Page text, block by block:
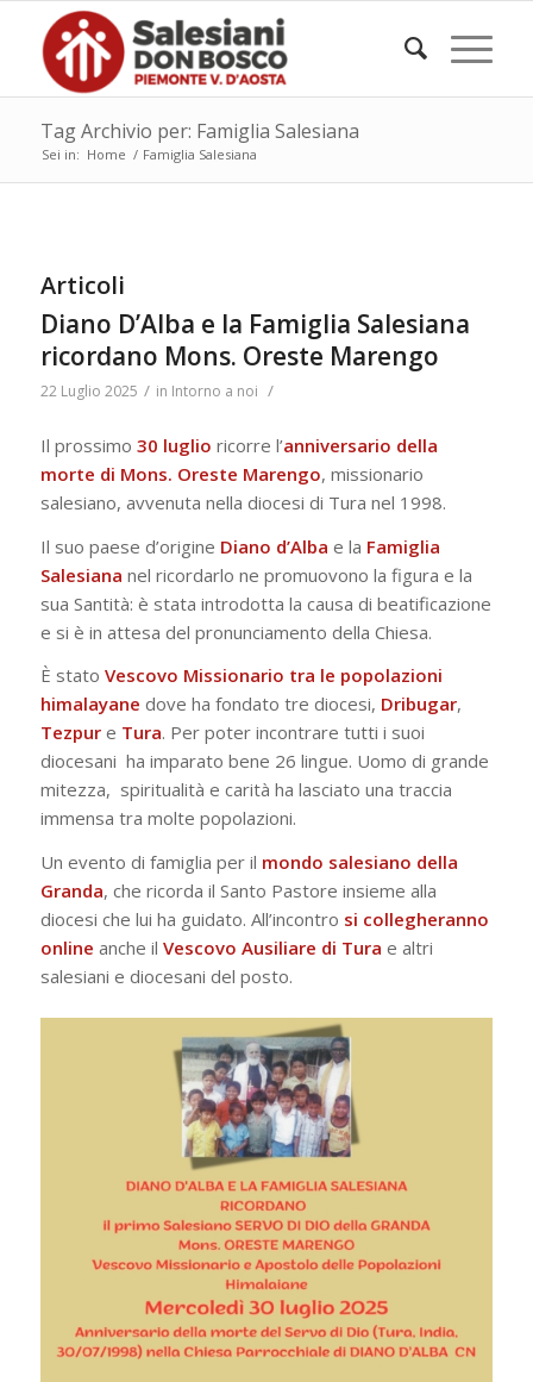
Tag Archivio per: Famiglia Salesiana
Sei in: Home / Famiglia Salesiana
Articoli
Diano D’Alba e la Famiglia Salesiana
ricordano Mons. Oreste Marengo
22 Luglio 2025 / in Intorno a noi /
Il prossimo 30 luglio ricorre l’anniversario della
morte di Mons. Oreste Marengo, missionario
salesiano, avvenuta nella diocesi di Tura nel 1998.
Il suo paese d’origine Diano d’Alba e la Famiglia
Salesiana nel ricordarlo ne promuovono la figura e la
sua Santità: è stata introdotta la causa di beatificazione
e si è in attesa del pronunciamento della Chiesa.
È stato Vescovo Missionario tra le popolazioni
himalayane dove ha fondato tre diocesi, Dribugar,
Tezpure Tura. Per poter incontrare tutti i suoi
diocesani ha imparato bene 26 lingue. Uomo di grande
mitezza, spiritualità e carità ha lasciato una traccia
immensa tra molte popolazioni.
Un evento di famiglia per il mondo salesiano della
Granda, che ricorda il Santo Pastore insieme alla
diocesi che lui ha guidato. All’incontro si collegheranno
online anche il Vescovo Ausiliare di Tura e altri
salesiani e diocesani del posto.